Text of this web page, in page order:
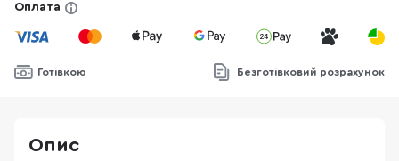
Оплата
Готівкою Безготівковий розрахунок
Опис